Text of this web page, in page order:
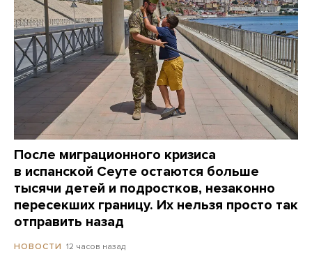
После миграционного кризиса
в испанской Сеуте остаются больше
тысячи детей и подростков, незаконно
пересекших границу. Их нельзя просто так
отправить назад
НОВОСТИ 12 часов назад